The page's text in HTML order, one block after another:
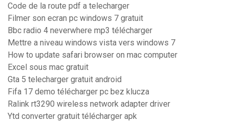
Code de la route pdf a telecharger
Filmer son ecran pc windows 7 gratuit
Bbc radio 4 neverwhere mp3 télécharger
Mettre a niveau windows vista vers windows 7
How to update safari browser on mac computer
Excel sous mac gratuit
Gta 5 telecharger gratuit android
Fifa 17 demo télécharger pc bez klucza
Ralink rt3290 wireless network adapter driver
Ytd converter gratuit télécharger apk